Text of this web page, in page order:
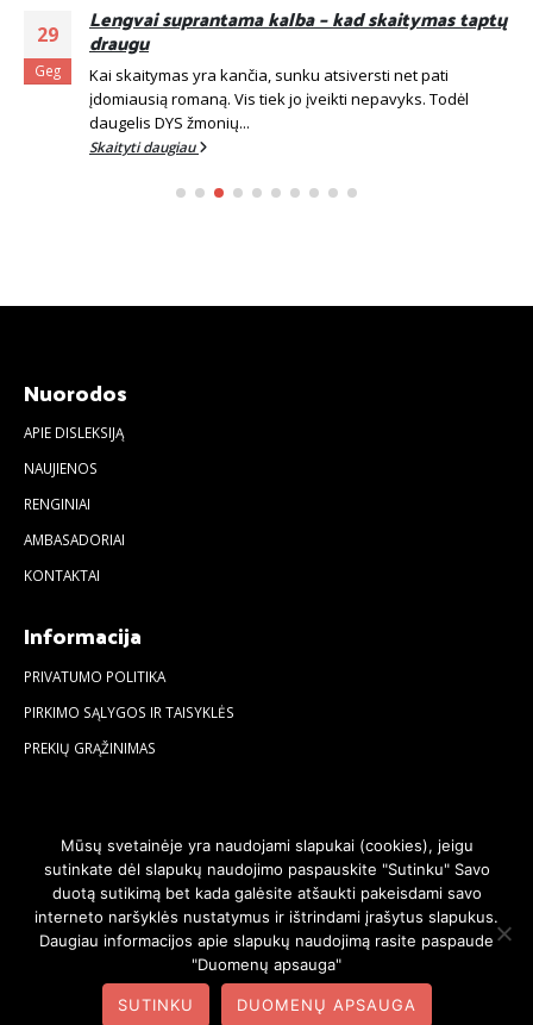
29
Geg
Lengvai suprantama kalba – kad skaitymas taptų
draugu
Kai skaitymas yra kančia, sunku atsiversti net pati
įdomiausią romaną. Vis tiek jo įveikti nepavyks. Todėl
daugelis DYS žmonių...
Skaityti daugiau
Nuorodos
APIE DISLEKSIJĄ
NAUJIENOS
RENGINIAI
AMBASADORIAI
KONTAKTAI
Informacija
PRIVATUMO POLITIKA
PIRKIMO SĄLYGOS IR TAISYKLĖS
PREKIŲ GRĄŽINIMAS
© 2020. Visos teisės saugomos | Svetainę sukūrė: svetainesideja.lt
Mūsų svetainėje yra naudojami slapukai (cookies), jeigu
sutinkate dėl slapukų naudojimo paspauskite "Sutinku" Savo
duotą sutikimą bet kada galėsite atšaukti pakeisdami savo
interneto naršyklės nustatymus ir ištrindami įrašytus slapukus.
Daugiau informacijos apie slapukų naudojimą rasite paspaude
"Duomenų apsauga"
SUTINKU DUOMENŲ APSAUGA